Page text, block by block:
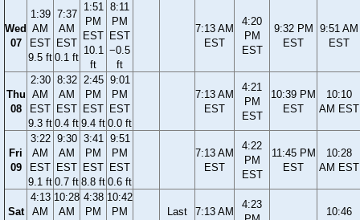
Wed
07
1:39
AM
EST
9.5 ft
7:37
AM
EST
0.1 ft
1:51
PM
EST
10.1
ft
8:11
PM
EST
−0.5
ft
7:13 AM
EST
4:20
PM
EST
9:32 PM
EST
9:51 AM
EST
Thu
08
2:30
AM
EST
9.3 ft
8:32
AM
EST
0.4 ft
2:45
PM
EST
9.4 ft
9:01
PM
EST
0.0 ft
7:13 AM
EST
4:21
PM
EST
10:39 PM
EST
10:10
AM EST
Fri
09
3:22
AM
EST
9.1 ft
9:30
AM
EST
0.7 ft
3:41
PM
EST
8.8 ft
9:51
PM
EST
0.6 ft
7:13 AM
EST
4:22
PM
EST
11:45 PM
EST
10:28
AM EST
Sat
4:13
AM
10:28
AM
4:38
PM
10:42
PM
Last
7:13 AM
4:23
10:46